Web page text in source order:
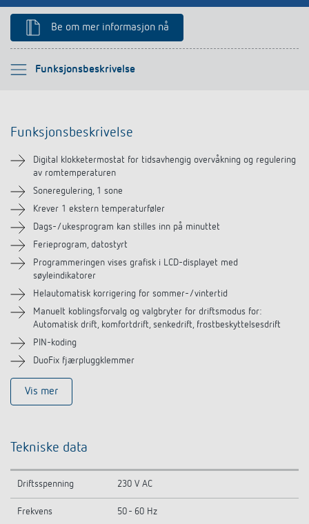
Be om mer informasjon nå
Funksjonsbeskrivelse
Vennligst velg
Teknisk informasjon
Nedlastinger
Tilbehør
Funksjonsbeskrivelse
Digital klokketermostat for tidsavhengig overvåkning og regulering
av romtemperaturen
Soneregulering, 1 sone
Krever 1 ekstern temperaturføler
Dags-/ukesprogram kan stilles inn på minuttet
Ferieprogram, datostyrt
Programmeringen vises grafisk i LCD-displayet med
søyleindikatorer
Helautomatisk korrigering for sommer-/vintertid
Manuelt koblingsforvalg og valgbryter for driftsmodus for:
Automatisk drift, komfortdrift, senkedrift, frostbeskyttelsesdrift
PIN-koding
DuoFix fjærpluggklemmer
Vis mer
Tekniske data
Driftsspenning 230 V AC
Frekvens 50 - 60 Hz